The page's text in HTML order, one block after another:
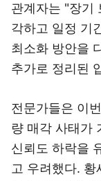
관계자는 "장기
각하고 일정 기
최소화 방안을
추가로 정리된
전문가들은 이
량 매각 사태가
신뢰도 하락을
고 우려했다. 황